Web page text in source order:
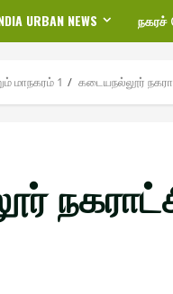
URBAN NEWS நகரச்
மாந௧ரம் 1 கடையநல்லூர்